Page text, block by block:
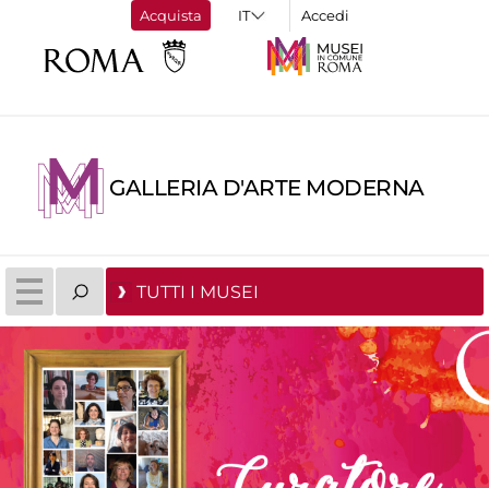
Acquista Accedi
GALLERIA D'ARTE MODERNA
TUTTI I MUSEI